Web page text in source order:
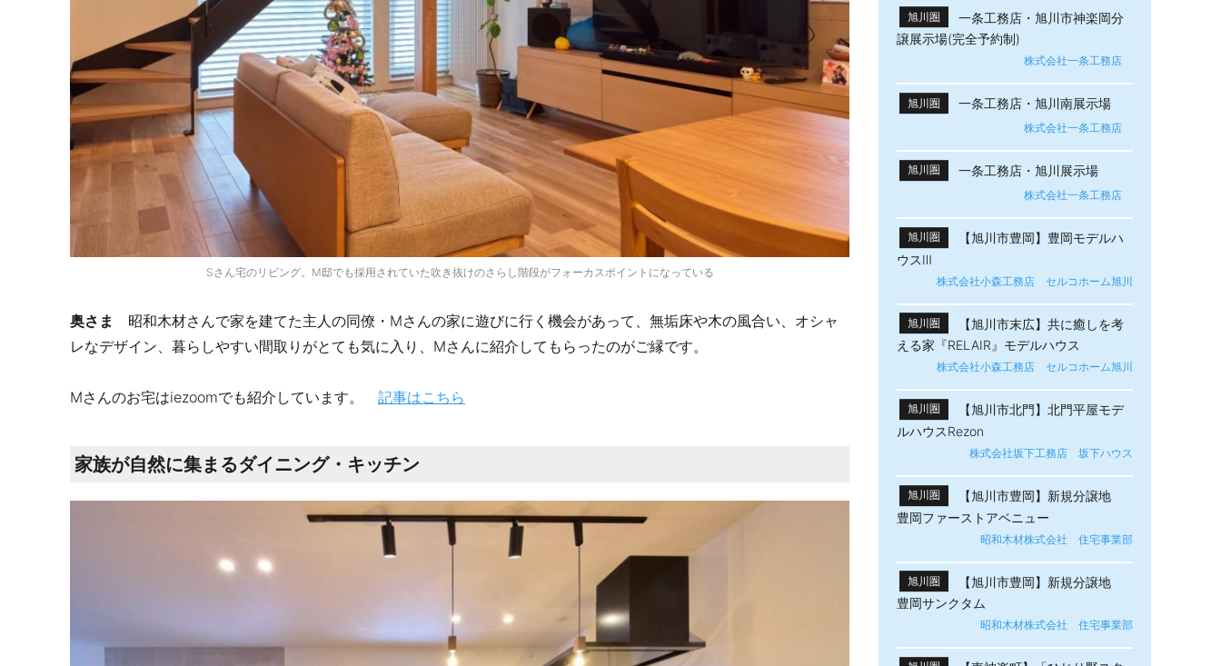
Sさん宅のリビング。M邸でも採用されていた吹き抜けのさらし階段がフォーカスポイントになっている
奥さま 昭和木材さんで家を建てた主人の同僚・Mさんの家に遊びに行く機会があって、無垢床や木の風合い、オシャ
レなデザイン、暮らしやすい間取りがとても気に入り、Mさんに紹介してもらったのがご縁です。
Mさんのお宅はiezoomでも紹介しています。 記事はこちら
家族が自然に集まるダイニング・キッチン
旭川圏
一条工務店・旭川市神楽岡分
譲展示場(完全予約制)
株式会社一条工務店
旭川圏 一条工務店・旭川南展示場
株式会社一条工務店
旭川圏 一条工務店・旭川展示場
株式会社一条工務店
旭川圏
【旭川市豊岡】豊岡モデルハ
ウスⅢ
株式会社小森工務店 セルコホーム旭川
旭川圏
【旭川市末広】共に癒しを考
える家『RELAIR』モデルハウス
株式会社小森工務店 セルコホーム旭川
旭川圏
【旭川市北門】北門平屋モデ
ルハウスRezon
株式会社坂下工務店 坂下ハウス
旭川圏
【旭川市豊岡】新規分譲地
豊岡ファーストアベニュー
昭和木材株式会社 住宅事業部
旭川圏
【旭川市豊岡】新規分譲地
豊岡サンクタム
昭和木材株式会社 住宅事業部